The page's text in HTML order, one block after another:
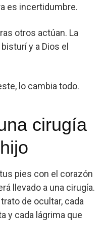
es incertidumbre.
otros actúan. La
y a Dios el
lo cambia todo.
cirugía
pies con el corazón
llevado a una cirugía.
de ocultar, cada
y cada lágrima que